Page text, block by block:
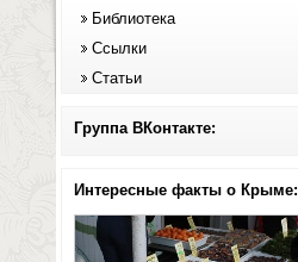
Библиотека
Ссылки
Статьи
Группа ВКонтакте:
Интересные факты о Крыме: